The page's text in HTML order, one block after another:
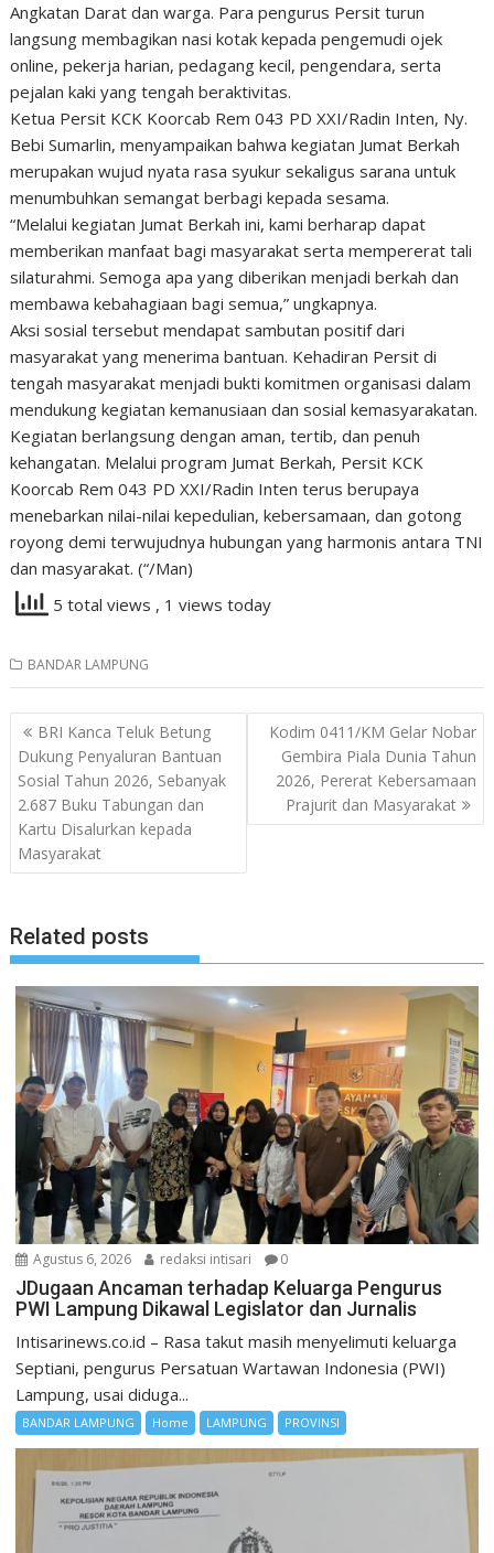
Angkatan Darat dan warga. Para pengurus Persit turun
langsung membagikan nasi kotak kepada pengemudi ojek
online, pekerja harian, pedagang kecil, pengendara, serta
pejalan kaki yang tengah beraktivitas.
Ketua Persit KCK Koorcab Rem 043 PD XXI/Radin Inten, Ny.
Bebi Sumarlin, menyampaikan bahwa kegiatan Jumat Berkah
merupakan wujud nyata rasa syukur sekaligus sarana untuk
menumbuhkan semangat berbagi kepada sesama.
“Melalui kegiatan Jumat Berkah ini, kami berharap dapat
memberikan manfaat bagi masyarakat serta mempererat tali
silaturahmi. Semoga apa yang diberikan menjadi berkah dan
membawa kebahagiaan bagi semua,” ungkapnya.
Aksi sosial tersebut mendapat sambutan positif dari
masyarakat yang menerima bantuan. Kehadiran Persit di
tengah masyarakat menjadi bukti komitmen organisasi dalam
mendukung kegiatan kemanusiaan dan sosial kemasyarakatan.
Kegiatan berlangsung dengan aman, tertib, dan penuh
kehangatan. Melalui program Jumat Berkah, Persit KCK
Koorcab Rem 043 PD XXI/Radin Inten terus berupaya
menebarkan nilai-nilai kepedulian, kebersamaan, dan gotong
royong demi terwujudnya hubungan yang harmonis antara TNI
dan masyarakat. (“/Man)
5 total views , 1 views today
BANDAR LAMPUNG
Navigasi
pos
BRI Kanca Teluk Betung
Dukung Penyaluran Bantuan
Sosial Tahun 2026, Sebanyak
2.687 Buku Tabungan dan
Kartu Disalurkan kepada
Masyarakat
Kodim 0411/KM Gelar Nobar
Gembira Piala Dunia Tahun
2026, Pererat Kebersamaan
Prajurit dan Masyarakat
Related posts
Agustus 6, 2026 redaksi intisari 0
JDugaan Ancaman terhadap Keluarga Pengurus
PWI Lampung Dikawal Legislator dan Jurnalis
Intisarinews.co.id – Rasa takut masih menyelimuti keluarga
Septiani, pengurus Persatuan Wartawan Indonesia (PWI)
Lampung, usai diduga...
BANDAR LAMPUNG Home LAMPUNG PROVINSI